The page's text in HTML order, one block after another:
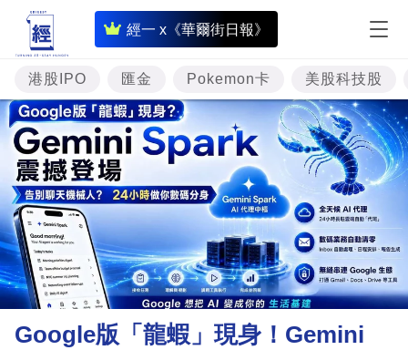
經一 x《華爾街日報》
即
時
財
經
專
題
投
資
樓
市
理
財
港股IPO 匯金 Pokemon卡 美股科技股
Google版「龍蝦」現身！Gemini